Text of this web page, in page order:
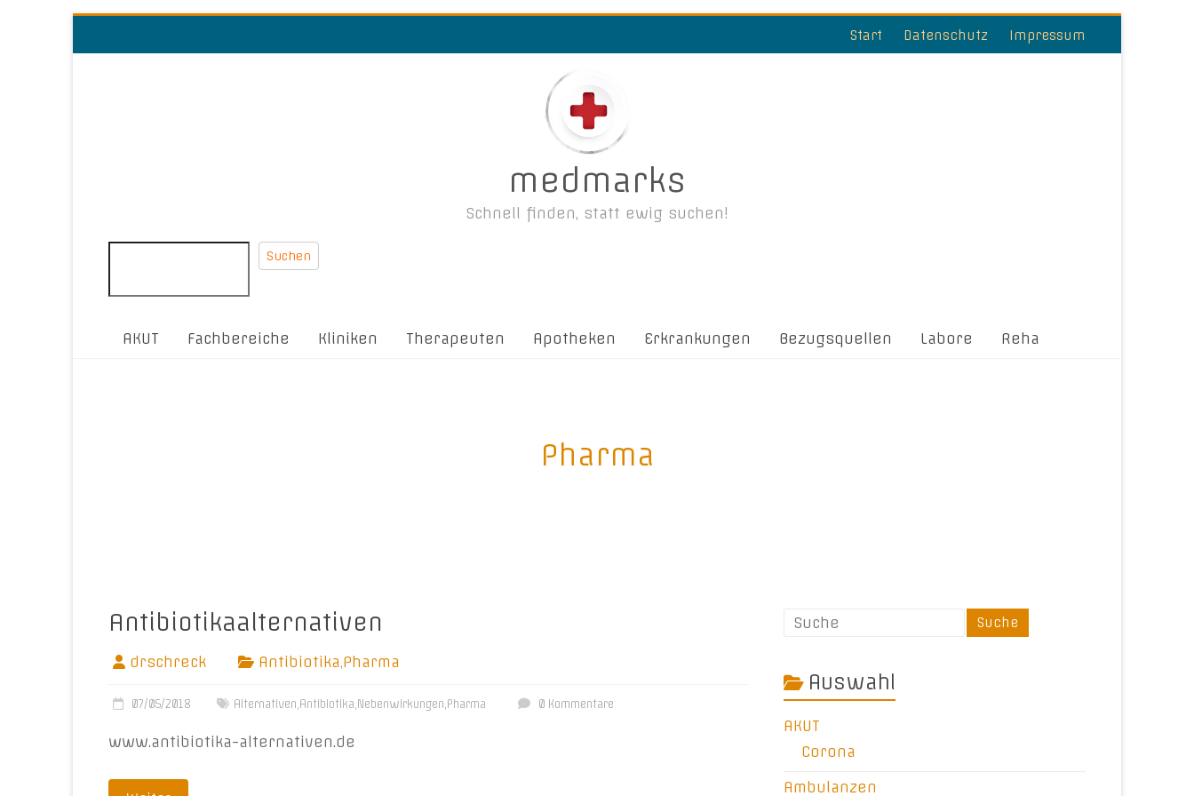
Start Datenschutz Impressum
medmarks
Schnell finden, statt ewig suchen!
Suchen
AKUT Fachbereiche Kliniken Therapeuten Apotheken Erkrankungen Bezugsquellen Labore Reha
Pharma
Antibiotikaalternativen
drschreck Antibiotika,Pharma
07/05/2018 Alternativen Antibiotika Nebenwirkungen Pharma 0 Kommentare
www.antibiotika-alternativen.de
Auswahl
AKUT
Corona
Ambulanzen